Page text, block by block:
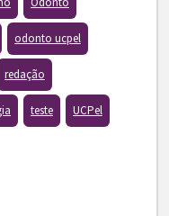
odonto ucpel
redação
teste UCPel